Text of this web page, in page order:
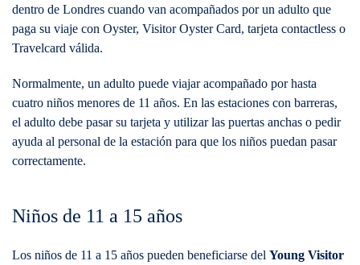
dentro de Londres cuando van acompañados por un adulto que
paga su viaje con Oyster, Visitor Oyster Card, tarjeta contactless o
Travelcard válida.
Normalmente, un adulto puede viajar acompañado por hasta
cuatro niños menores de 11 años. En las estaciones con barreras,
el adulto debe pasar su tarjeta y utilizar las puertas anchas o pedir
ayuda al personal de la estación para que los niños puedan pasar
correctamente.
Niños de 11 a 15 años
Los niños de 11 a 15 años pueden beneficiarse del Young Visitor